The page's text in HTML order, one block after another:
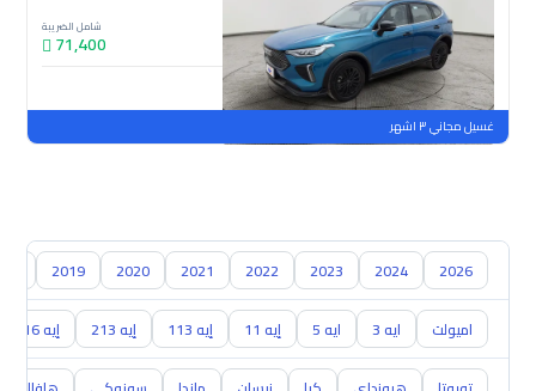
شامل الضريبة
71,400
جديدة
ملوحة
غسيل مجاني ٣ اشهر
2026
2024
2023
2022
2021
2020
2019
اميولت ايه 3 ايه 5 إيه 11 إيه 113 إيه 213 إيه 516